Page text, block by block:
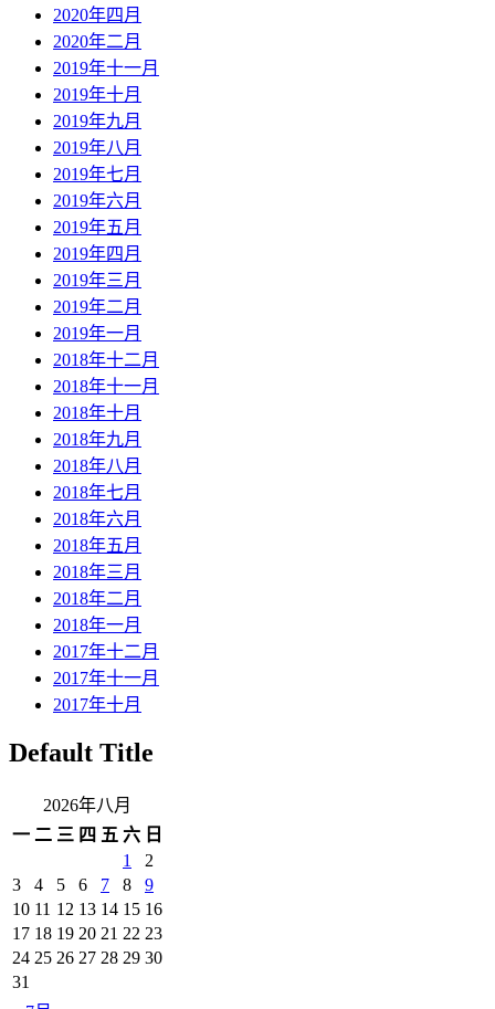
2020年四月
2020年二月
2019年十一月
2019年十月
2019年九月
2019年八月
2019年七月
2019年六月
2019年五月
2019年四月
2019年三月
2019年二月
2019年一月
2018年十二月
2018年十一月
2018年十月
2018年九月
2018年八月
2018年七月
2018年六月
2018年五月
2018年三月
2018年二月
2018年一月
2017年十二月
2017年十一月
2017年十月
Default Title
2026年八月
一 二 三 四 五 六 日
1
2
3
4 5 6 7 8
9
10 11 12 13 14 15 16
17 18 19 20 21 22 23
24 25 26 27 28 29 30
31